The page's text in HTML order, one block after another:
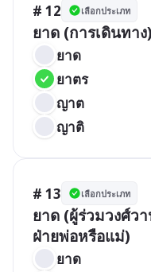
# 12 เลือกประเภท
ยาด (การเดินทาง)
ยาด
ยาตร
ญาต
ญาติ
# 13 เลือกประเภท
ยาด (ผู้ร่วมวงศ์ว
ฝ่ายพ่อหรือแม่)
ยาด